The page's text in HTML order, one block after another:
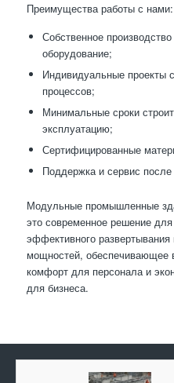
Преимущества работы с нами:
Собственное
оборудование;
Индивидуальные проекты
процессов;
Минимальные сроки
эксплуатацию;
Сертифицированные
Поддержка и сервис
Модульные промышленные
это современное решение для
эффективного
мощностей, обеспечивающее
комфорт для персонала и
для бизнеса.